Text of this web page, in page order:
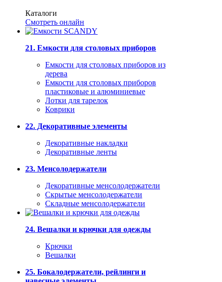
Каталоги
Смотреть онлайн
21. Емкости для столовых приборов
Емкости для столовых приборов из
дерева
Емкости для столовых приборов
пластиковые и алюминиевые
Лотки для тарелок
Коврики
22. Декоративные элементы
Декоративные накладки
Декоративные ленты
23. Менсолодержатели
Декоративные менсолодержатели
Скрытые менсолодержатели
Складные менсолодержатели
24. Вешалки и крючки для одежды
Крючки
Вешалки
25. Бокалодержатели, рейлинги и